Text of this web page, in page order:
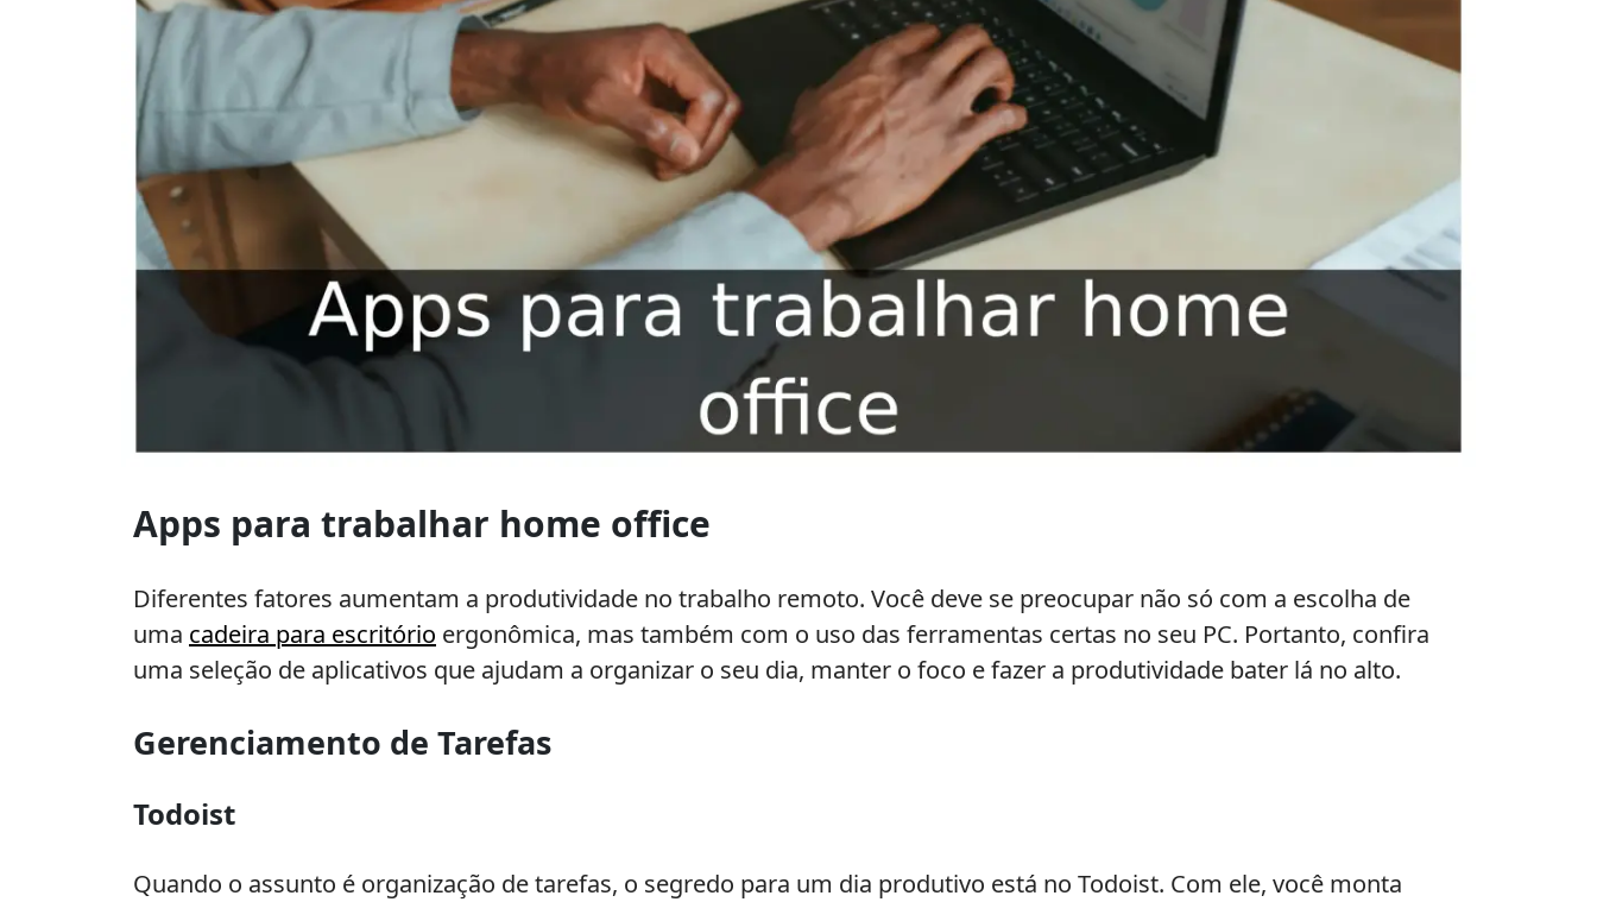
para
trabalhar
office​
Apps para trabalhar home office​
Diferentes fatores aumentam a produtividade no trabalho remoto. Você deve se preocupar não só com a escolha de
uma cadeira para escritório ergonômica, mas também com o uso das ferramentas certas no seu PC. Portanto, confira
uma seleção de aplicativos que ajudam a organizar o seu dia, manter o foco e fazer a produtividade bater lá no alto.
Gerenciamento de Tarefas
Todoist
Quando o assunto é organização de tarefas, o segredo para um dia produtivo está no Todoist. Com ele, você monta